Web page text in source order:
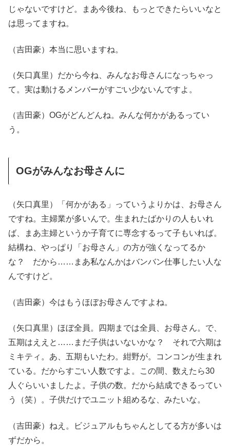
じゃないですけど。まあ今後ね、もっとできたらいいなと
は思ってますね。
（吉田豪）本当に思いますね。
（矢口真里）だから今ね、みんなお母さんになっちゃっ
て。実は動けるメンバーがすごい少ないんですよ。
（吉田豪）OGがどんどんね。みんな何かがあるってい
う。
OGがみんなお母さんに
（矢口真里）「何かがある」っていうよりかは、お母さん
ですね。主婦業が多いんで。生まれたばかりの人もいれ
ば、まあ主婦というか子育てに専念するって子もいれば。
結構ね、やっぱり「お母さん」の方が強くなってるか
な？ だから……まあ私なんかはバンバン仕事したい人な
んですけど。
（吉田豪）今はもうほぼお母さんですよね。
（矢口真里）ほぼ全員。四期までは全員、お母さん。で、
五期はええと……まだ子供はいないかな？ それで六期は
ミキティ。あ、五期もいたわ。紺野が。コンコンが生まれ
ている。だからすごい人数ですよ。この間、数えたら30
人ぐらいいましたよ。子供の数。だから結成できるってい
う（笑）。子供だけでユニット組めるな、みたいな。
（吉田豪）ねえ。ビジュアルもちゃんとしてる方が多いは
ずだから。